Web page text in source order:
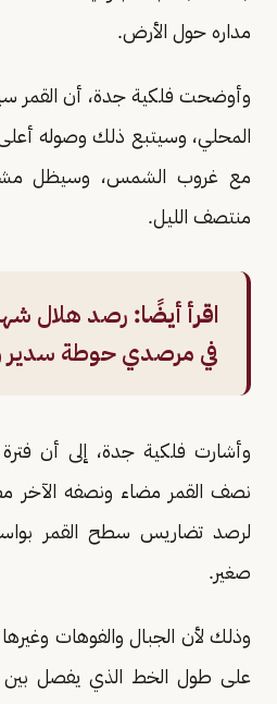
مداره حول الأرض.
وأوضحت فلكية جدة، أن القمر
المحلي، وسيتبع ذلك وصوله أعلى
مع غروب الشمس، وسيظل
منتصف الليل.
اقرأ أيضًا: رصد هلال
في مرصدي حوطة سدير
وأشارت فلكية جدة، إلى أن فترة
نصف القمر مضاء ونصفه الآخر
لرصد تضاريس سطح القمر
صغير.
وذلك لأن الجبال والفوهات
على طول الخط الذي يفصل بين